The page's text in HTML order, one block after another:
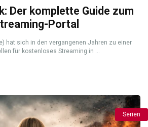
Der komplette Guide zum
Portal
hat sich in den vergangenen Jahren zu einer
für kostenloses Streaming in ...
Serien